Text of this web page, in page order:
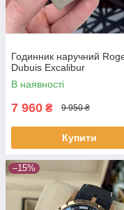
Годинник наручний
Dubuis Excalibur
В наявності
7 960 ₴ 9 950 ₴
Купити
–15%